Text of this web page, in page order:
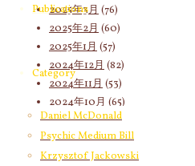
Publications
Category
Daniel McDonald
Psychic Medium Bill
Krzysztof Jackowski
2025年3月 (76)
2025年2月 (60)
2025年1月 (57)
2024年12月 (82)
2024年11月 (53)
2024年10月 (65)
2024年9月(58)
2024年8月(65)
2024年7月(63)